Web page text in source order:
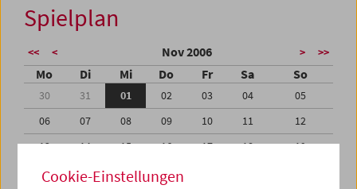
Spielplan
<< < Nov 2006 > >>
Mo Di Mi Do Fr Sa So
30 31 01 02 03 04
05
06
07 08 09 10 11
12
13
14 15 16 17 18
19
20
21 22 23
Cookie-Einstellungen